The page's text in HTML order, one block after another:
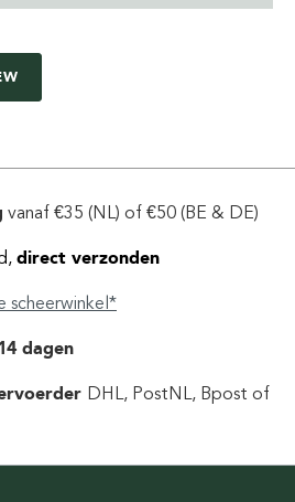
vanaf €35 (NL) of €50 (BE & DE)
direct verzonden
scheerwinkel*
dagen
DHL, PostNL, Bpost of